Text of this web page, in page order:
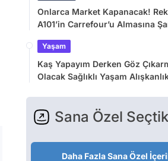
Onlarca Market Kapanacak!
A101’in Carrefour’u Almasına
Yaşam
Kaş Yapayım Derken Göz
Olacak Sağlıklı Yaşam
Sana Özel
Daha Fazla Sana Özel